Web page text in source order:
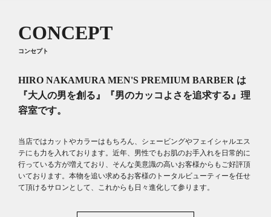
Q＆A よくある質問
CONCEPT
コンセプト
HIRO NAKAMURA MEN'S PREMIUM BARBER は
『大人の男を創る』『男のカッコよさを追求する』理
容室です。
当店ではカットやカラーはもちろん、シェービングやフェイシャルエス
テにも力を入れております。近年、男性でもお肌のお手入れを日常的に
行っている方が増えており、そんな美意識の高いお客様からもご好評頂
いております。本物を追い求めるお客様のトータルビューティーを任せ
て頂けるサロンとして、これからも日々進化して参ります。